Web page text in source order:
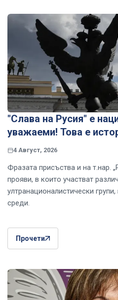
"Слава на Русия" е
уважаеми! Това е
4 Август, 2026
Фразата присъства и на т.нар.
прояви, в които участват
ултранационалистически
среди.
Прочети